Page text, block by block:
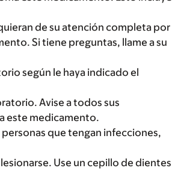
de su atención completa por
Si tiene preguntas, llame a su
según le haya indicado el
Avise a todos sus
este medicamento.
que tengan infecciones,
Use un cepillo de dientes